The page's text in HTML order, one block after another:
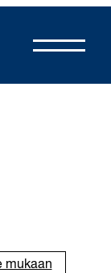
mukaan